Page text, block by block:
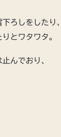
ろしをしたり、
とワタワタ。
んでおり、